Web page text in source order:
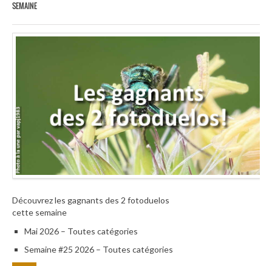
SEMAINE
Découvrez les gagnants des 2 fotoduelos
cette semaine
Mai 2026 – Toutes catégories
Semaine #25 2026 – Toutes catégories